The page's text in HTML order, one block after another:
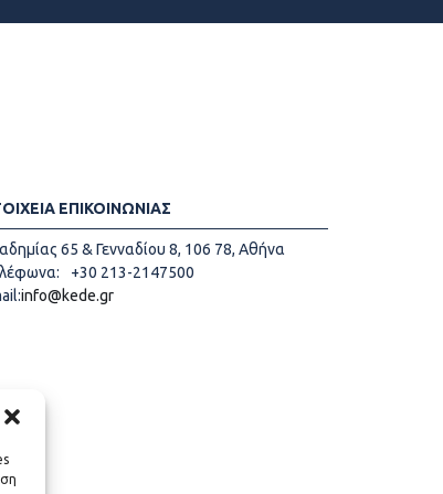
ΕΠΙΚΟΙΝΩΝΙΑΣ
65 & Γενναδίου 8, 106 78, Αθήνα
+30 213-2147500
info@kede.gr